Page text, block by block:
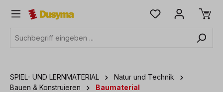
springen
SPIEL- UND LERNMATERIAL
Natur und Technik
Bauen & Konstruieren
Baumaterial